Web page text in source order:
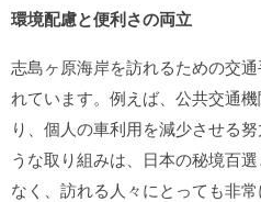
環境配慮と便利さの両立
志島ヶ原海岸を訪れるための交
れています。例えば、公共交通
り、個人の車利用を減少させる
うな取り組みは、日本の秘境百
なく、訪れる人々にとっても非